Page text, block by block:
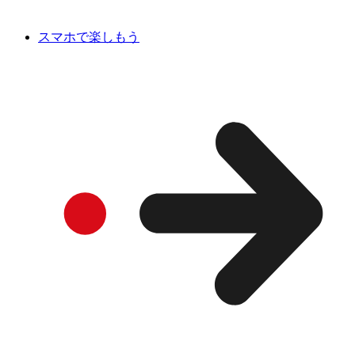
スマホで楽しもう